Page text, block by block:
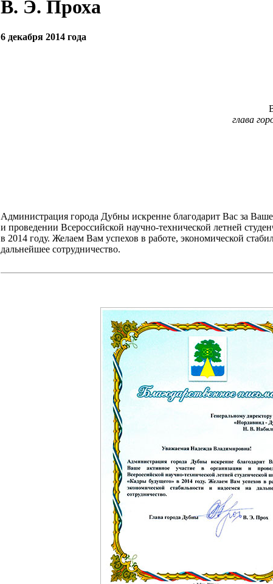
В. Э. Проха
6 декабря 2014 года
глава
Администрация города Дубны искренне благодарит Вас за
и проведении Всероссийской научно-технической летней
в 2014 году. Желаем Вам успехов в работе, экономической
дальнейшее сотрудничество.